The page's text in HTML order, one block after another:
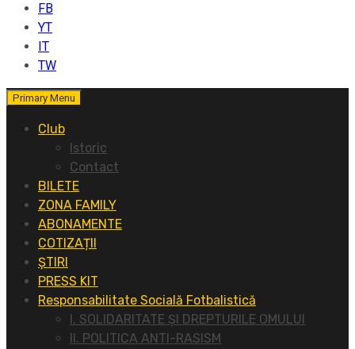
FB
YT
IT
TW
Primary Menu
Club
Istoric
Contact
BILETE
ZONA FAMILY
ABONAMENTE
COTIZAȚII
ȘTIRI
PRESS KIT
Responsabilitate Socială Fotbalistică
I. SOLIDARITATE ȘI DREPTURILE OMULUI
II. POLITICA ANTI-RASISM